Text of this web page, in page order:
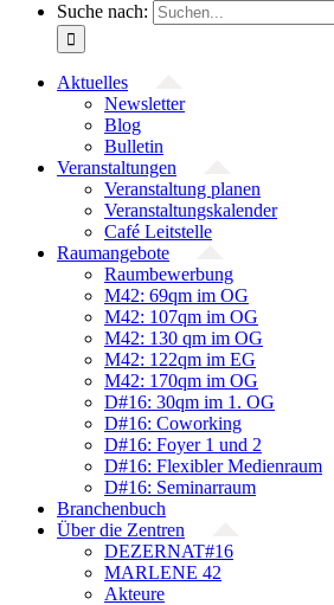
Suche nach:
Aktuelles
Newsletter
Blog
Bulletin
Veranstaltungen
Veranstaltung planen
Veranstaltungskalender
Café Leitstelle
Raumangebote
Raumbewerbung
M42: 69qm im OG
M42: 107qm im OG
M42: 130 qm im OG
M42: 122qm im EG
M42: 170qm im OG
D#16: 30qm im 1. OG
D#16: Coworking
D#16: Foyer 1 und 2
D#16: Flexibler Medienraum
D#16: Seminarraum
Branchenbuch
Über die Zentren
DEZERNAT#16
MARLENE 42
Akteure